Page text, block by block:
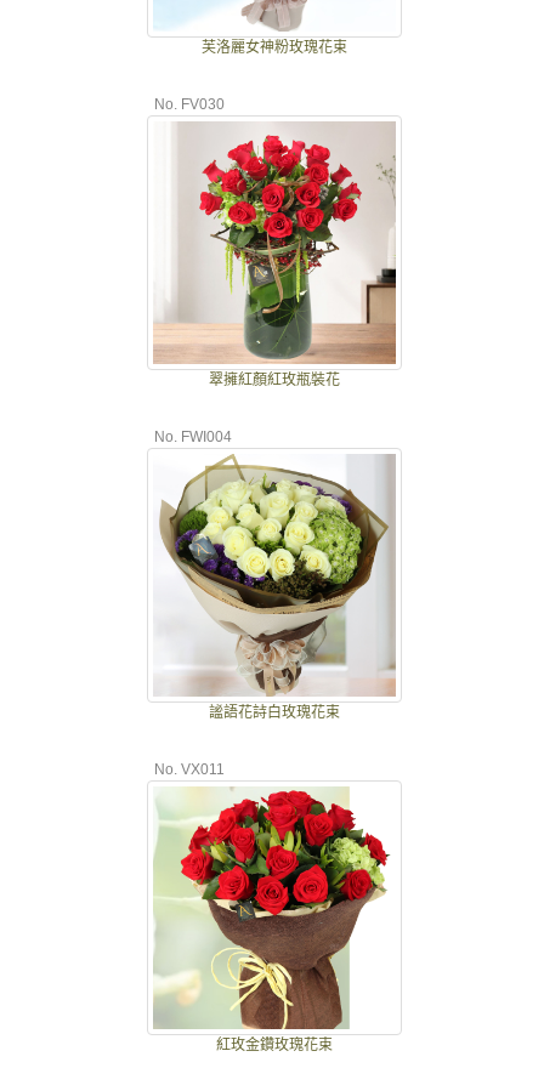
芙洛麗女神粉玫瑰花束
No. FV030
翠擁紅顏紅玫瓶裝花
No. FWI004
謐語花詩白玫瑰花束
No. VX011
紅玫金鑽玫瑰花束